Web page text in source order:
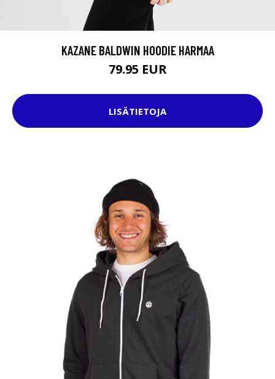
KAZANE BALDWIN HOODIE HARMAA
79.95 EUR
LISÄTIETOJA